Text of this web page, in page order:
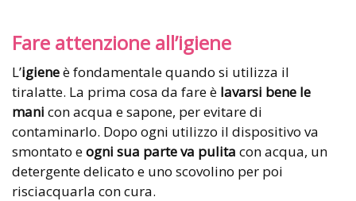
Fare attenzione all’igiene
L’igieneè fondamentale quando si utilizza il
tiralatte. La prima cosa da fare è lavarsi bene le
mani con acqua e sapone, per evitare di
contaminarlo. Dopo ogni utilizzo il dispositivo va
smontato eogni sua parte va pulita con acqua, un
detergente delicato e uno scovolino per poi
risciacquarla con cura.